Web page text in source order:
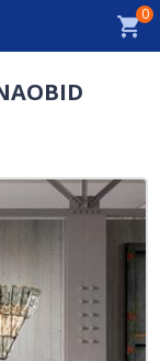
0